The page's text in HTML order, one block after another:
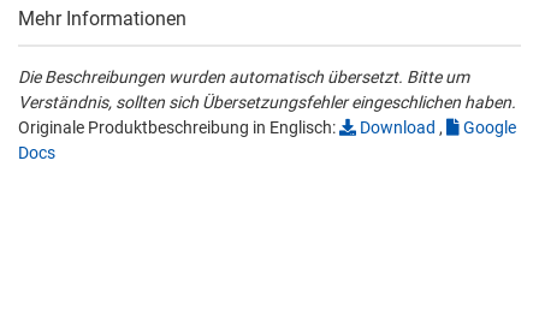
Mehr Informationen
Die Beschreibungen wurden automatisch übersetzt. Bitte um
Verständnis, sollten sich Übersetzungsfehler eingeschlichen haben.
Originale Produktbeschreibung in Englisch:
Download ,
Google
Docs